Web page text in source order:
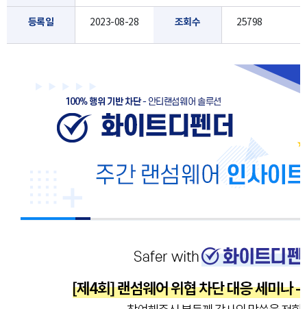
등록일 2023-08-28 조회수 25798